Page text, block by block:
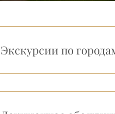
Экскурсии по